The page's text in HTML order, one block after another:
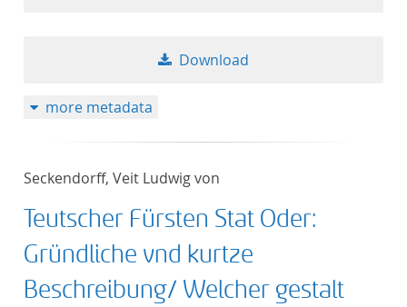
Download
more metadata
Seckendorff, Veit Ludwig von
Teutscher Fürsten Stat Oder:
Gründliche vnd kurtze
Beschreibung/ Welcher gestalt